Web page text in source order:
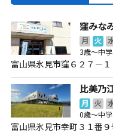
窪みな
月 火
3歳～中
富山県氷見市窪６２７－１
比美乃
月 火
0歳～中
富山県氷見市幸町３１番